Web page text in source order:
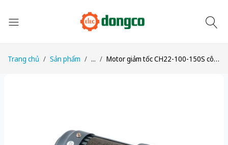
Trang chủ Sản phẩm ... Motor giảm tốc CH22-100-150S công suất 1/8HP (100W) 0,1kW tỉ số truyền 1/150